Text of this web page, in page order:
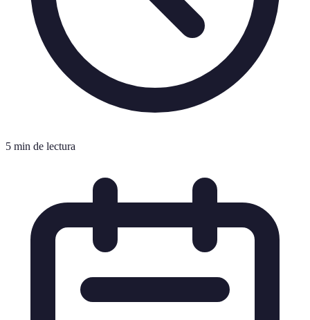
5 min de lectura